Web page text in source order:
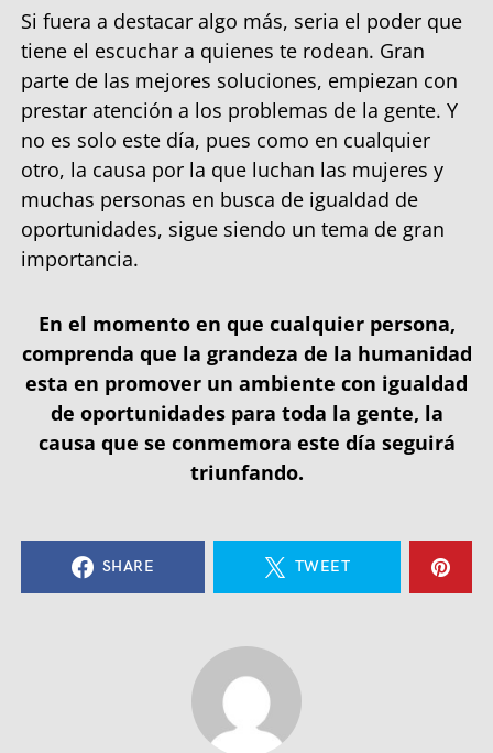
Si fuera a destacar algo más, seria el poder que
tiene el escuchar a quienes te rodean. Gran
parte de las mejores soluciones, empiezan con
prestar atención a los problemas de la gente. Y
no es solo este día, pues como en cualquier
otro, la causa por la que luchan las mujeres y
muchas personas en busca de igualdad de
oportunidades, sigue siendo un tema de gran
importancia.
En el momento en que cualquier persona,
comprenda que la grandeza de la humanidad
esta en promover un ambiente con igualdad
de oportunidades para toda la gente, la
causa que se conmemora este día seguirá
triunfando.
SHARE TWEET